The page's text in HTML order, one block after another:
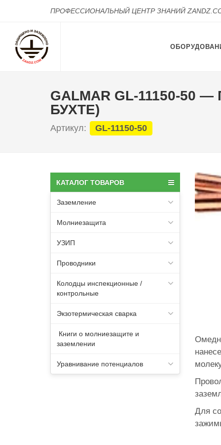
ПРОФЕССИОНАЛЬНЫЙ ЦЕНТР ЗНАНИЙ
GALMAR GL-11150-
БУХТЕ)
Артикул: GL-11150-50
КАТАЛОГ ТОВАРОВ
Заземление
Молниезащита
УЗИП
Проводники
Колодцы инспекционные /
контрольные
Экзотермическая сварка
Книги о молниезащите и
заземлении
Уравнивание потенциалов
Для